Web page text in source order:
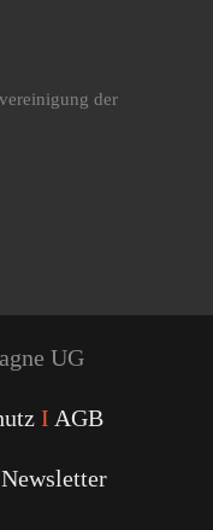
der
UG
I AGB
Newsletter